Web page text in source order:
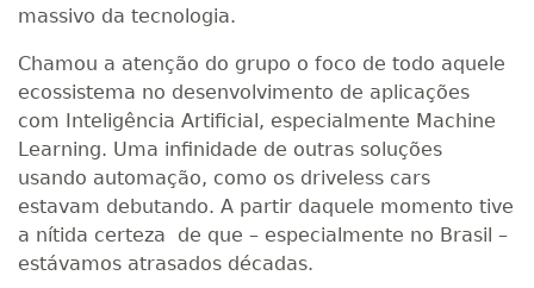
massivo da tecnologia.
Chamou a atenção do grupo o foco de todo aquele
ecossistema no desenvolvimento de aplicações
com Inteligência Artificial, especialmente Machine
Learning. Uma infinidade de outras soluções
usando automação, como os driveless cars
estavam debutando. A partir daquele momento tive
a nítida certeza de que – especialmente no Brasil –
estávamos atrasados décadas.